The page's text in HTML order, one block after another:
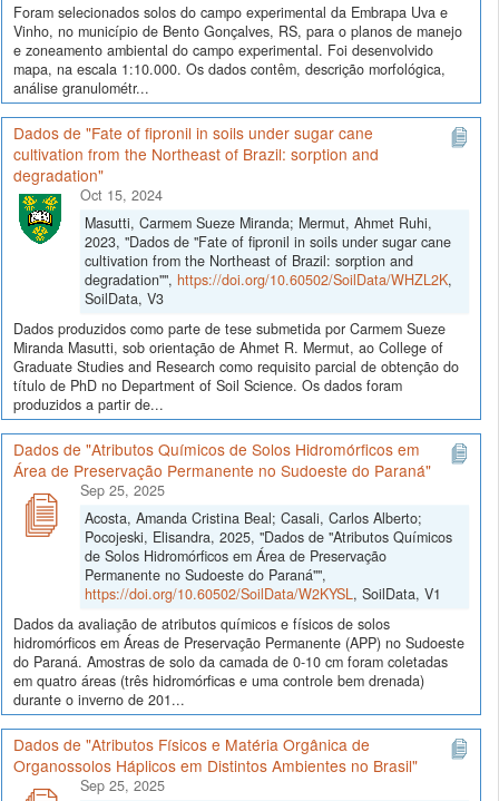
Foram selecionados solos do campo experimental da Embrapa Uva e
Vinho, no município de Bento Gonçalves, RS, para o planos de manejo
e zoneamento ambiental do campo experimental. Foi desenvolvido
mapa, na escala 1:10.000. Os dados contêm, descrição morfológica,
análise granulométr...
Dados de "Fate of fipronil in soils under sugar cane
cultivation from the Northeast of Brazil: sorption and
degradation"
Oct 15, 2024
Masutti, Carmem Sueze Miranda; Mermut, Ahmet Ruhi,
2023, "Dados de "Fate of fipronil in soils under sugar cane
cultivation from the Northeast of Brazil: sorption and
degradation"", https://doi.org/10.60502/SoilData/WHZL2K,
SoilData, V3
Dados produzidos como parte de tese submetida por Carmem Sueze
Miranda Masutti, sob orientação de Ahmet R. Mermut, ao College of
Graduate Studies and Research como requisito parcial de obtenção do
título de PhD no Department of Soil Science. Os dados foram
produzidos a partir de...
Dados de "Atributos Químicos de Solos Hidromórficos em
Área de Preservação Permanente no Sudoeste do Paraná"
Sep 25, 2025
Acosta, Amanda Cristina Beal; Casali, Carlos Alberto;
Pocojeski, Elisandra, 2025, "Dados de "Atributos Químicos
de Solos Hidromórficos em Área de Preservação
Permanente no Sudoeste do Paraná"",
https://doi.org/10.60502/SoilData/W2KYSL, SoilData, V1
Dados da avaliação de atributos químicos e físicos de solos
hidromórficos em Áreas de Preservação Permanente (APP) no Sudoeste
do Paraná. Amostras de solo da camada de 0-10 cm foram coletadas
em quatro áreas (três hidromórficas e uma controle bem drenada)
durante o inverno de 201...
Dados de "Atributos Físicos e Matéria Orgânica de
Organossolos Háplicos em Distintos Ambientes no Brasil"
Sep 25, 2025